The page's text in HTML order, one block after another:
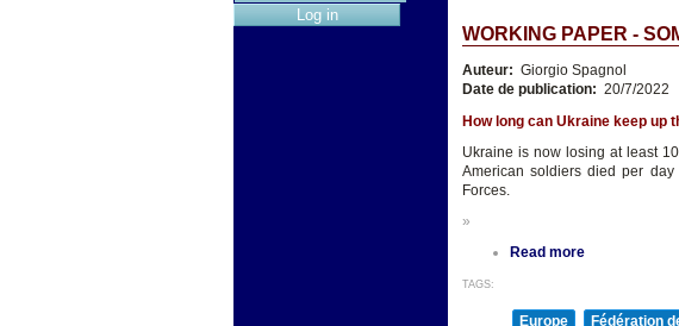
WORKING PAPER -
Auteur: Giorgio Spagnol
Date de publication: 20/7/2022
How long can Ukraine keep up
Ukraine is now losing at least
American soldiers died per
Forces.
»
Read more
TAGS:
Europe Fédération